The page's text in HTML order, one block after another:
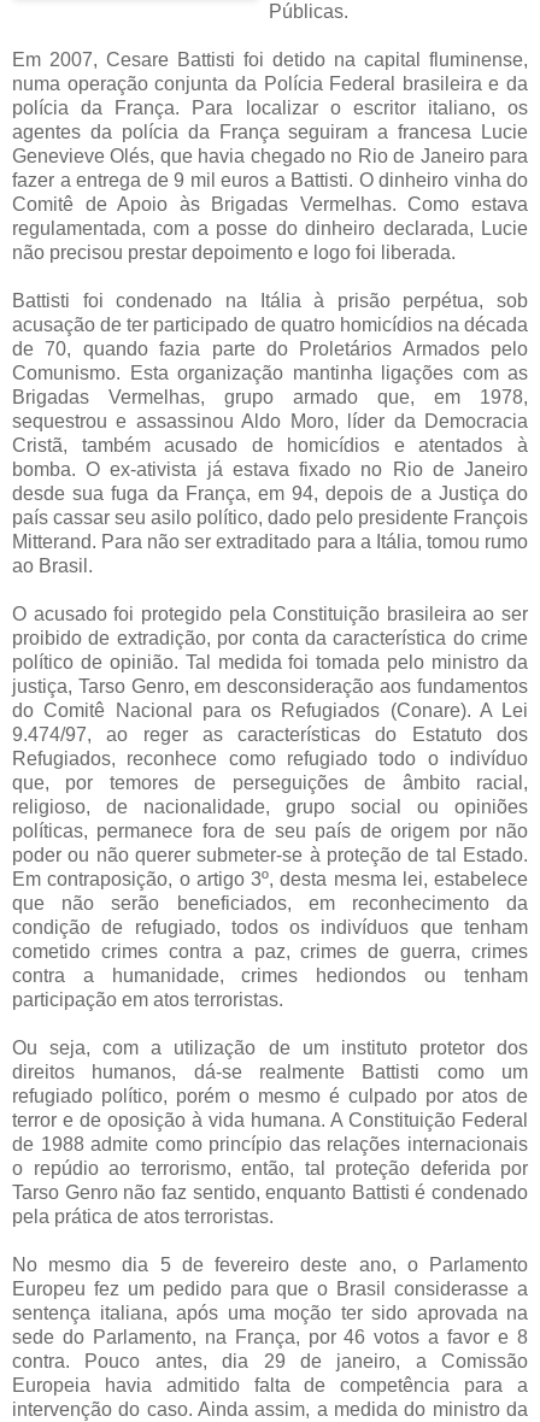
Públicas.
Em 2007, Cesare Battisti foi detido na capital fluminense,
numa operação conjunta da Polícia Federal brasileira e da
polícia da França. Para localizar o escritor italiano, os
agentes da polícia da França seguiram a francesa Lucie
Genevieve Olés, que havia chegado no Rio de Janeiro para
fazer a entrega de 9 mil euros a Battisti. O dinheiro vinha do
Comitê de Apoio às Brigadas Vermelhas. Como estava
regulamentada, com a posse do dinheiro declarada, Lucie
não precisou prestar depoimento e logo foi liberada.
Battisti foi condenado na Itália à prisão perpétua, sob
acusação de ter participado de quatro homicídios na década
de 70, quando fazia parte do Proletários Armados pelo
Comunismo. Esta organização mantinha ligações com as
Brigadas Vermelhas, grupo armado que, em 1978,
sequestrou e assassinou Aldo Moro, líder da Democracia
Cristã, também acusado de homicídios e atentados à
bomba. O ex-ativista já estava fixado no Rio de Janeiro
desde sua fuga da França, em 94, depois de a Justiça do
país cassar seu asilo político, dado pelo presidente François
Mitterand. Para não ser extraditado para a Itália, tomou rumo
ao Brasil.
O acusado foi protegido pela Constituição brasileira ao ser
proibido de extradição, por conta da característica do crime
político de opinião. Tal medida foi tomada pelo ministro da
justiça, Tarso Genro, em desconsideração aos fundamentos
do Comitê Nacional para os Refugiados (Conare). A Lei
9.474/97, ao reger as características do Estatuto dos
Refugiados, reconhece como refugiado todo o indivíduo
que, por temores de perseguições de âmbito racial,
religioso, de nacionalidade, grupo social ou opiniões
políticas, permanece fora de seu país de origem por não
poder ou não querer submeter-se à proteção de tal Estado.
Em contraposição, o artigo 3º, desta mesma lei, estabelece
que não serão beneficiados, em reconhecimento da
condição de refugiado, todos os indivíduos que tenham
cometido crimes contra a paz, crimes de guerra, crimes
contra a humanidade, crimes hediondos ou tenham
participação em atos terroristas.
Ou seja, com a utilização de um instituto protetor dos
direitos humanos, dá-se realmente Battisti como um
refugiado político, porém o mesmo é culpado por atos de
terror e de oposição à vida humana. A Constituição Federal
de 1988 admite como princípio das relações internacionais
o repúdio ao terrorismo, então, tal proteção deferida por
Tarso Genro não faz sentido, enquanto Battisti é condenado
pela prática de atos terroristas.
No mesmo dia 5 de fevereiro deste ano, o Parlamento
Europeu fez um pedido para que o Brasil considerasse a
sentença italiana, após uma moção ter sido aprovada na
sede do Parlamento, na França, por 46 votos a favor e 8
contra. Pouco antes, dia 29 de janeiro, a Comissão
Europeia havia admitido falta de competência para a
intervenção do caso. Ainda assim, a medida do ministro da